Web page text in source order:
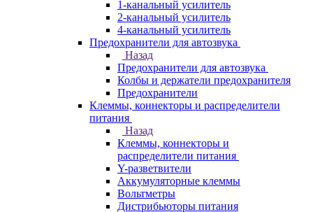
1-канальный усилитель
2-канальный усилитель
4-канальный усилитель
Предохранители для автозвука
Назад
Предохранители для автозвука
Колбы и держатели предохранителя
Предохранители
Клеммы, коннекторы и распределители
питания
Назад
Клеммы, коннекторы и
распределители питания
Y-разветвители
Аккумуляторные клеммы
Вольтметры
Дистрибьюторы питания